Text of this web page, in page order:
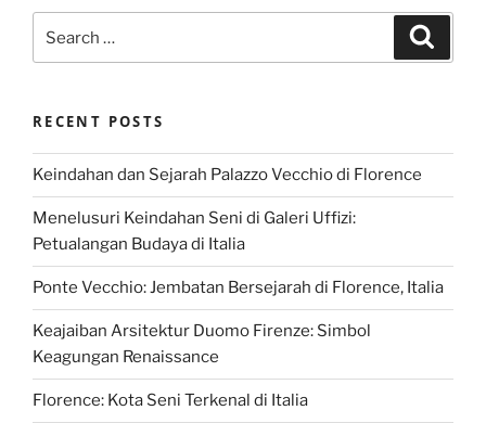
for:
RECENT POSTS
Keindahan dan Sejarah Palazzo Vecchio di Florence
Menelusuri Keindahan Seni di Galeri Uffizi:
Petualangan Budaya di Italia
Ponte Vecchio: Jembatan Bersejarah di Florence, Italia
Keajaiban Arsitektur Duomo Firenze: Simbol
Keagungan Renaissance
Florence: Kota Seni Terkenal di Italia